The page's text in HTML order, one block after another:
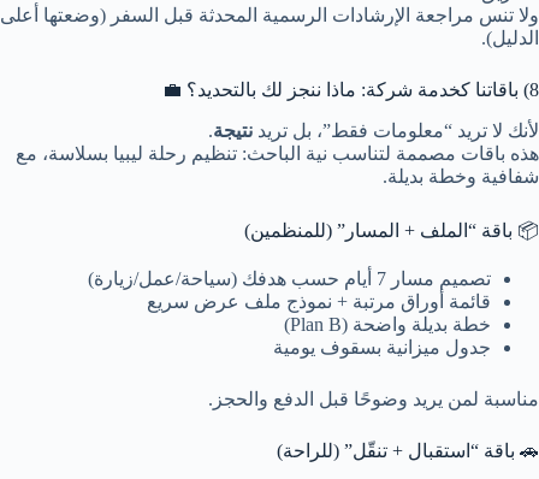
ولا تنس مراجعة الإرشادات الرسمية المحدثة قبل السفر (وضعتها أعلى
الدليل).
8) باقاتنا كخدمة شركة: ماذا ننجز لك بالتحديد؟ 💼
لأنك لا تريد “معلومات فقط”، بل تريد نتيجة.
هذه باقات مصممة لتناسب نية الباحث: تنظيم رحلة ليبيا بسلاسة، مع
شفافية وخطة بديلة.
📦 باقة “الملف + المسار” (للمنظمين)
تصميم مسار 7 أيام حسب هدفك (سياحة/عمل/زيارة)
قائمة أوراق مرتبة + نموذج ملف عرض سريع
خطة بديلة واضحة (Plan B)
جدول ميزانية بسقوف يومية
مناسبة لمن يريد وضوحًا قبل الدفع والحجز.
🚗 باقة “استقبال + تنقّل” (للراحة)